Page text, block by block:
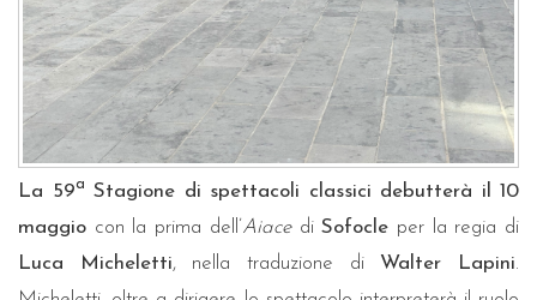
La 59a
Stagione di spettacoli classici debutterà il 10
maggio con la prima dell’AiacediSofocle per la regia di
Luca Micheletti, nella traduzione di Walter Lapini.